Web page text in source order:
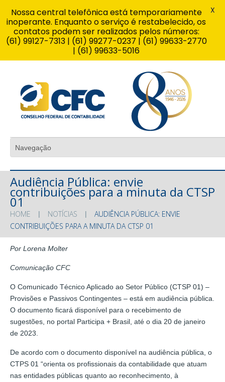
Audiência Pública: envie
contribuições para a minuta da CTSP
01
HOME NOTÍCIAS
AUDIÊNCIA PÚBLICA: ENVIE
CONTRIBUIÇÕES PARA A MINUTA DA CTSP 01
Por Lorena Molter
Comunicação CFC
O Comunicado Técnico Aplicado ao Setor Público (CTSP 01) –
Provisões e Passivos Contingentes – está em audiência pública.
O documento ficará disponível para o recebimento de
sugestões, no portal Participa + Brasil, até o dia 20 de janeiro
de 2023.
De acordo com o documento disponível na audiência pública, o
CTPS 01 “orienta os profissionais da contabilidade que atuam
nas entidades públicas quanto ao reconhecimento, à
Nossa central telefônica está temporariamente
inoperante. Enquanto o serviço é restabelecido, os
contatos podem ser realizados pelos números:
(61) 99127-7313 | (61) 99277-0237 | (61) 99633-2770
| (61) 99633-5016
X